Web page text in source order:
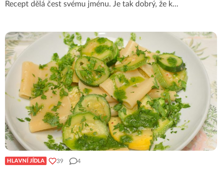
Recept dělá čest svému jménu. Je tak dobrý, že k...
HLAVNÍ JÍDLA 39 4